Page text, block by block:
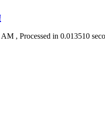
AM , Processed in 0.013510